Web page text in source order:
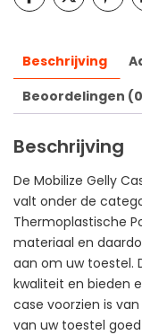
Beschrijving
Beoordelingen
Beschrijving
De Mobilize Gelly
valt onder de
Thermoplastische
materiaal en
aan om uw toestel.
kwaliteit en bieden
case voorzien is
van uw toestel